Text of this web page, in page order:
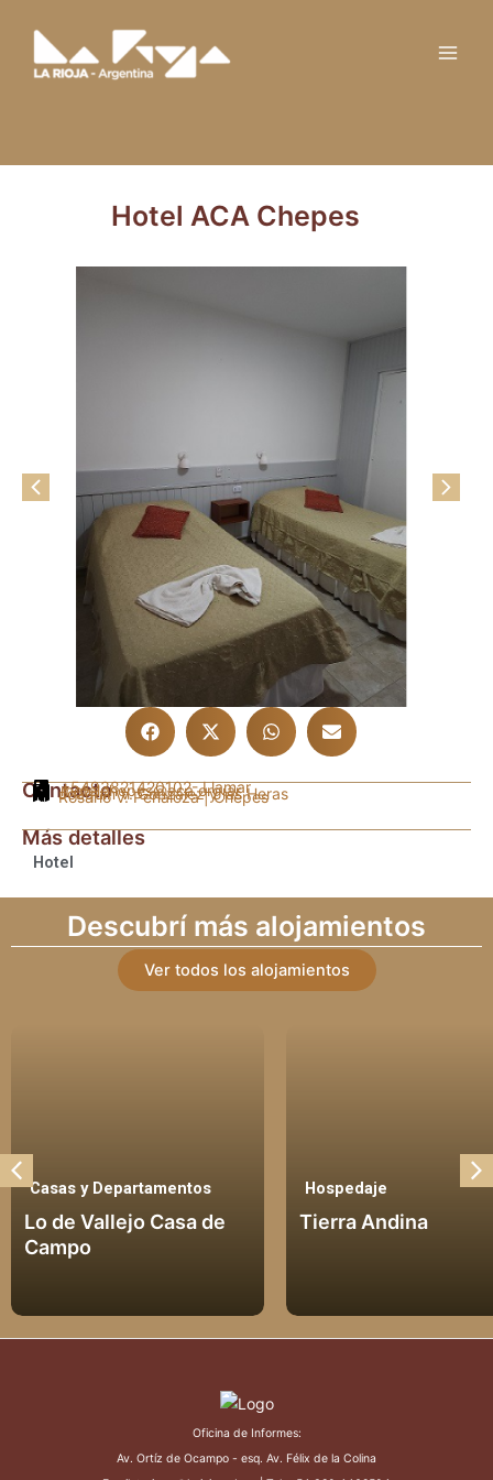
contenido
Hotel ACA Chepes
Contacto
+5493821420102- Llamar
motelchepes@aca.org.ar
Joaquín V. González y las Heras
Rosario V. Peñaloza | Chepes
Más detalles
Hotel
Descubrí más alojamientos
Ver todos los alojamientos
Casa de
Hospedaje
Tierra Andina
Oficina de Informes:
Av. Ortíz de Ocampo - esq. Av. Félix de la Colina